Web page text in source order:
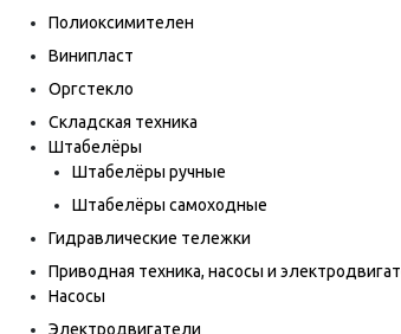
Полиоксимителен
Винипласт
Оргстекло
Складская техника
Штабелёры
Штабелёры ручные
Штабелёры самоходные
Гидравлические тележки
Приводная техника, насосы и
Насосы
Электродвигатели